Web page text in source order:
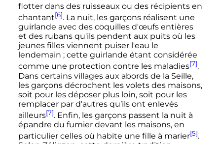
flotter dans des ruisseaux ou des récipients en
chantant[6]. La nuit, les garçons réalisent une
guirlande avec des coquilles d'œufs entières
et des rubans qu'ils pendent aux puits où les
jeunes filles viennent puiser l'eau le
lendemain ; cette guirlande étant considérée
comme une protection contre les maladies[7].
Dans certains villages aux abords de la Seille,
les garçons décrochent les volets des maisons,
soit pour les déposer plus loin, soit pour les
remplacer par d'autres qu’ils ont enlevés
ailleurs[7]. Enfin, les garçons passent la nuit à
épandre du fumier devant les maisons, en
particulier celles où habite une fille à marier[5].